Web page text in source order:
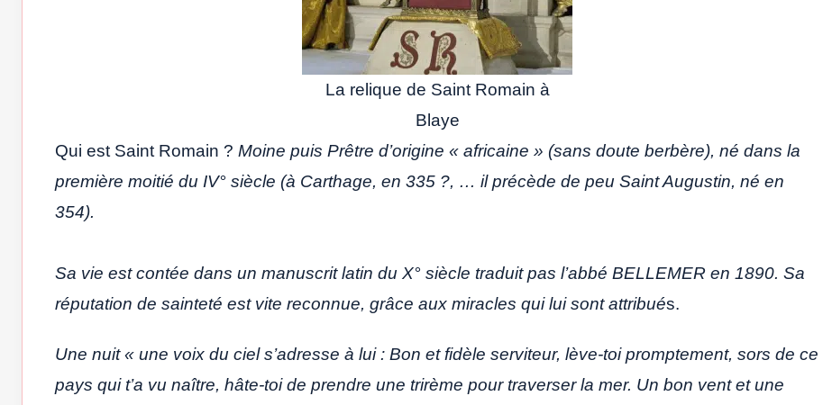
La relique de Saint Romain à
Blaye
Qui est Saint Romain ? Moine puis Prêtre d’origine « africaine » (sans doute berbère), né dans la
première moitié du IV° siècle (à Carthage, en 335 ?, … il précède de peu Saint Augustin, né en
354).
Sa vie est contée dans un manuscrit latin du X° siècle traduit pas l’abbé BELLEMER en 1890. Sa
réputation de sainteté est vite reconnue, grâce aux miracles qui lui sont attribués.
Une nuit « une voix du ciel s’adresse à lui : Bon et fidèle serviteur, lève-toi promptement, sors de ce
pays qui t’a vu naître, hâte-toi de prendre une trirème pour traverser la mer. Un bon vent et une